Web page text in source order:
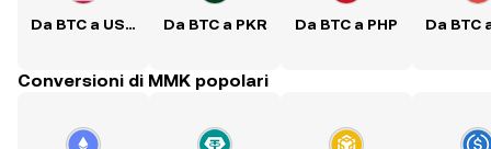
Da BTC a USD Da BTC a PKR Da BTC a PHP Da BTC
Conversioni di MMK popolari